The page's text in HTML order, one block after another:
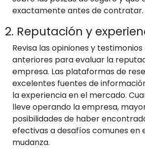
exactamente antes de contratar.
2. Reputación y
Revisa las opiniones y
anteriores para evaluar la
empresa. Las plataformas de
excelentes fuentes de
la experiencia en el mercado.
lleve operando la empresa,
posibilidades de haber
efectivas a desafíos comunes en
mudanza.